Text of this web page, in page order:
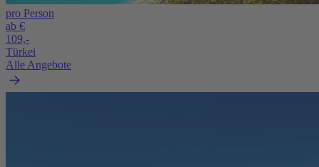
pro Person
ab €
109,-
Türkei
Alle Angebote